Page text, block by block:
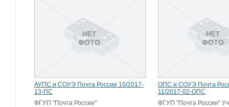
АУПС и СОУЭ Почта России 10/2017-
13-ПС
ФГУП "Почта России"
ОПС и СОУЭ Почта
11/2017-02-ОПС
ФГУП "Почта России"